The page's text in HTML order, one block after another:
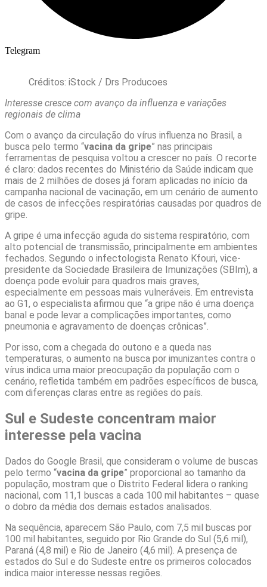
Telegram
Créditos: iStock / Drs Producoes
Interesse cresce com avanço da influenza e variações
regionais de clima
Com o avanço da circulação do vírus influenza no Brasil, a
busca pelo termo “vacina da gripe” nas principais
ferramentas de pesquisa voltou a crescer no país. O recorte
é claro: dados recentes do Ministério da Saúde indicam que
mais de 2 milhões de doses já foram aplicadas no início da
campanha nacional de vacinação, em um cenário de aumento
de casos de infecções respiratórias causadas por quadros de
gripe.
A gripe é uma infecção aguda do sistema respiratório, com
alto potencial de transmissão, principalmente em ambientes
fechados. Segundo o infectologista Renato Kfouri, vice-
presidente da Sociedade Brasileira de Imunizações (SBIm), a
doença pode evoluir para quadros mais graves,
especialmente em pessoas mais vulneráveis. Em entrevista
ao G1, o especialista afirmou que “a gripe não é uma doença
banal e pode levar a complicações importantes, como
pneumonia e agravamento de doenças crônicas”.
Por isso, com a chegada do outono e a queda nas
temperaturas, o aumento na busca por imunizantes contra o
vírus indica uma maior preocupação da população com o
cenário, refletida também em padrões específicos de busca,
com diferenças claras entre as regiões do país.
Sul e Sudeste concentram maior
interesse pela vacina
Dados do Google Brasil, que consideram o volume de buscas
pelo termo “vacina da gripe” proporcional ao tamanho da
população, mostram que o Distrito Federal lidera o ranking
nacional, com 11,1 buscas a cada 100 mil habitantes – quase
o dobro da média dos demais estados analisados.
Na sequência, aparecem São Paulo, com 7,5 mil buscas por
100 mil habitantes, seguido por Rio Grande do Sul (5,6 mil),
Paraná (4,8 mil) e Rio de Janeiro (4,6 mil). A presença de
estados do Sul e do Sudeste entre os primeiros colocados
indica maior interesse nessas regiões.